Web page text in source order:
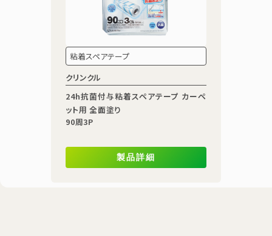
粘着スペアテープ
クリンクル
24h抗菌付与粘着スペアテープ カーペ
ット用 全面塗り
90周3P
製品詳細